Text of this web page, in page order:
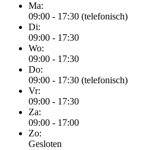
Ma:
09:00 - 17:30 (telefonisch)
Di:
09:00 - 17:30
Wo:
09:00 - 17:30
Do:
09:00 - 17:30 (telefonisch)
Vr:
09:00 - 17:30
Za:
09:00 - 17:00
Zo:
Gesloten